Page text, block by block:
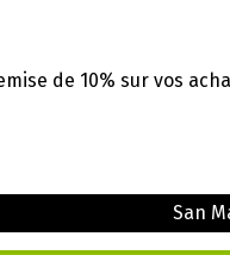
de 10% sur vos
San